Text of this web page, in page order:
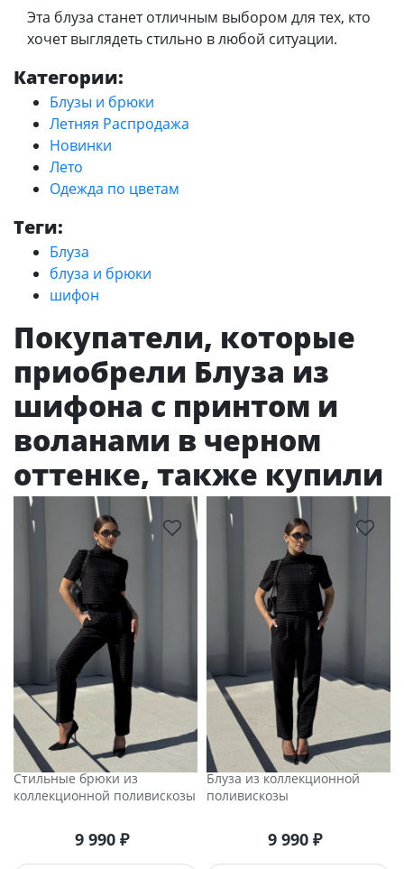
Эта блуза станет отличным выбором для тех, кто
хочет выглядеть стильно в любой ситуации.
Категории:
Блузы и брюки
Летняя Распродажа
Новинки
Лето
Одежда по цветам
Теги:
Блуза
блуза и брюки
шифон
Покупатели, которые
приобрели Блуза из
шифона с принтом и
воланами в черном
оттенке, также купили
Стильные брюки из
коллекционной поливискозы
9 990 ₽
Блуза из коллекционной
поливискозы
9 990 ₽